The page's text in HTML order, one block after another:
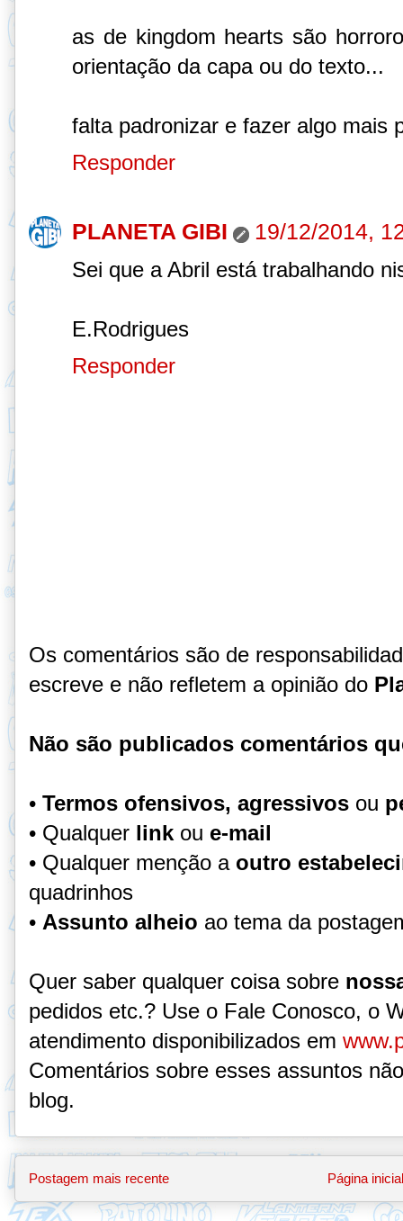
as de kingdom hearts são
orientação da capa ou do texto...
falta padronizar e fazer algo mais
Responder
PLANETA GIBI 19/12/2014,
Sei que a Abril está trabalhando
E.Rodrigues
Responder
Os comentários são de
escreve e não refletem a opinião do
Não são publicados comentários
• Termos ofensivos, agressivos ou
• Qualquer link ou e-mail
• Qualquer menção a outro
quadrinhos
• Assunto alheio ao tema da
Quer saber qualquer coisa sobre
pedidos etc.? Use o Fale Conosco, o
atendimento disponibilizados em
Comentários sobre esses assuntos
blog.
Postagem mais recente Página inicial